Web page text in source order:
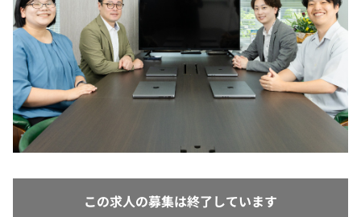
就活成功ガイド
プラン
個人向けプラン
法人向けプラン
学校向けプラン
note
この求人の募集は終了しています